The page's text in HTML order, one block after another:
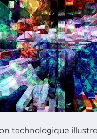
technologique